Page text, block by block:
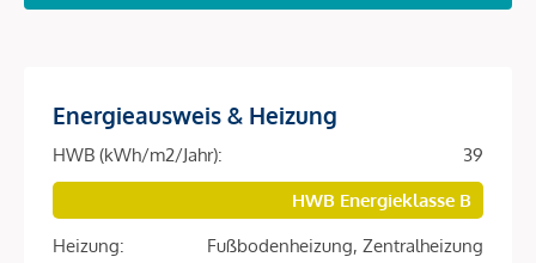
der Wohnung sind mit hochwertigem Parkett ausgekleidet,
21,46 m² große Terrasse, welche einen wunderschönen
Blick auf Wien garantiert. Hier haben Sie ausreichend Platz,
um Ihre eigene Wohlfühloase im Freien zu errichten. Das
Badezimmer ist mit einer Badewanne und einem Waschtisch
ausgestattet ist. In das separate WC und den Abstellraum
gelangen Sie über den Vorraum.
Energieausweis & Heizung
HWB (kWh/m2/Jahr):
39
HWB Energieklasse B
Heizung:
Fußbodenheizung, Zentralheizung